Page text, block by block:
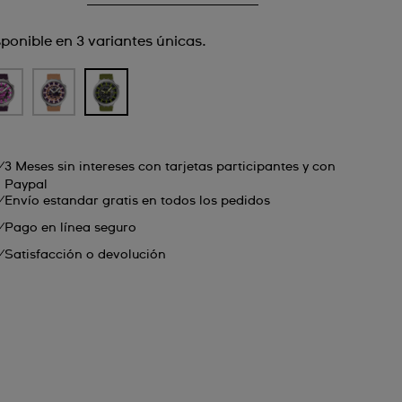
en 3 variantes únicas.
3 Meses sin intereses con tarjetas participantes y con
Paypal
Envío estandar gratis en todos los pedidos
Pago en línea seguro
Satisfacción o devolución